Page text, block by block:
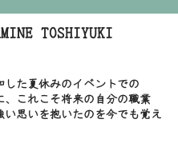
TOSHIYUKI
した夏休みのイベントでの
、これこそ将来の自分の職業
い思いを抱いたのを今でも覚え